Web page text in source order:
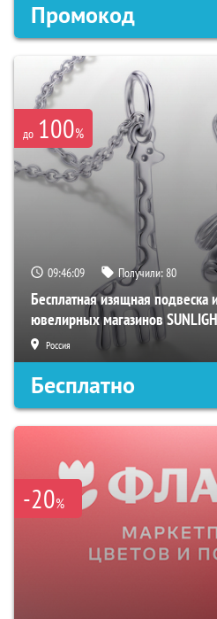
Промокод
до 100%
09:46:08 Получили:80
Бесплатная изящная подвеска
ювелирных магазинов
Россия
Бесплатно
-20%